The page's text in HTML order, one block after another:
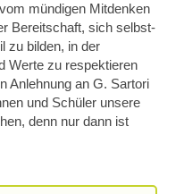
mündigen Mitdenken
Bereitschaft, sich selbst-
zu bilden, in der
Werte zu respektieren
Anlehnung an G. Sartori
und Schüler unsere
denn nur dann ist